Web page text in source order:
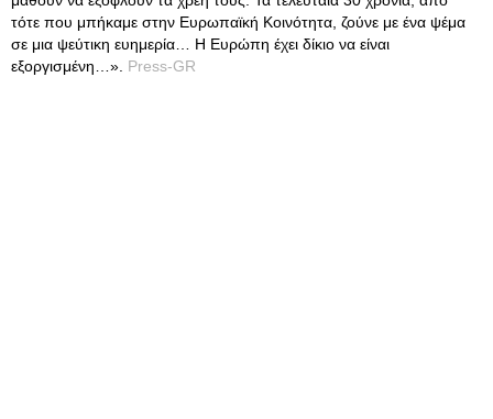
τότε που μπήκαμε στην Ευρωπαϊκή Κοινότητα, ζούνε με ένα ψέμα
σε μια ψεύτικη ευημερία… Η Ευρώπη έχει δίκιο να είναι
εξοργισμένη…». Press-GR